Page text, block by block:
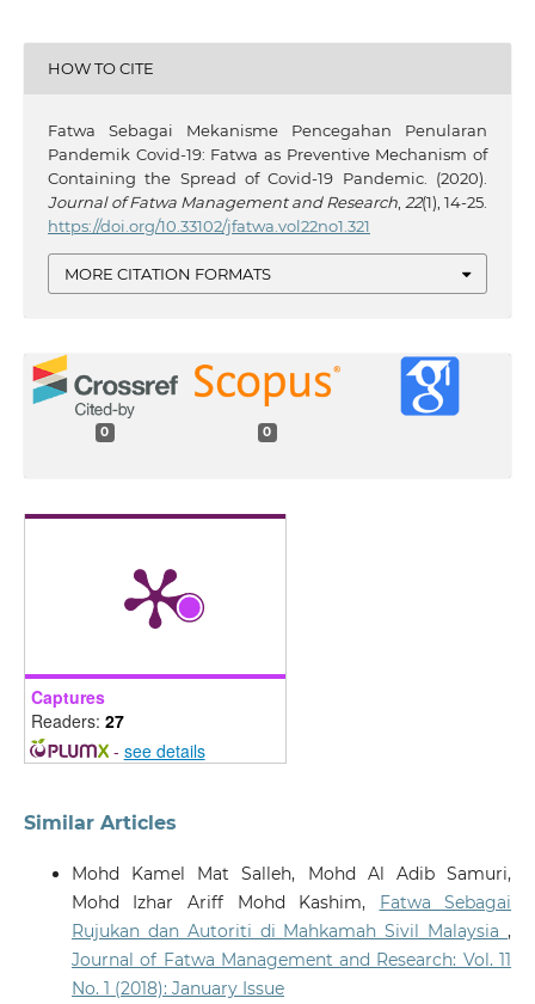
HOW TO CITE
Fatwa Sebagai Mekanisme Pencegahan Penularan
Pandemik Covid-19: Fatwa as Preventive Mechanism of
Containing the Spread of Covid-19 Pandemic. (2020).
Journal of Fatwa Management and Research 22(1), 14-25.
https://doi.org/10.33102/jfatwa.vol22no1.321
MORE CITATION FORMATS
0 0
Captures
Readers: 27
- see details
Similar Articles
Mohd Kamel Mat Salleh, Mohd Al Adib Samuri,
Mohd Izhar Ariff Mohd Kashim, Fatwa Sebagai
Rujukan dan Autoriti di Mahkamah Sivil Malaysia,
Journal of Fatwa Management and Research: Vol. 11
No. 1 (2018): January Issue